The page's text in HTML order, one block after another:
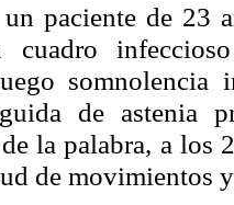
un paciente de 23
cuadro
de astenia
la palabra, a los
de movimientos